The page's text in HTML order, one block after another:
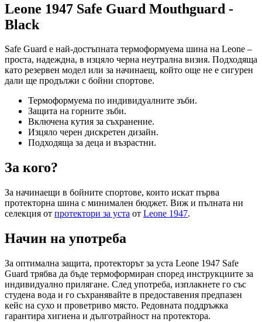
Leone 1947 Safe Guard Mouthguard -
Black
Safe Guard е най-достъпната термоформуема шина на Leone –
проста, надеждна, в изцяло черна неутрална визия. Подходяща
като резервен модел или за начинаещ, който още не е сигурен
дали ще продължи с бойни спортове.
Термоформуема по индивидуалните зъби.
Защита на горните зъби.
Включена кутия за съхранение.
Изцяло черен дискретен дизайн.
Подходяща за деца и възрастни.
За кого?
За начинаещи в бойните спортове, които искат първа
протекторна шина с минимален бюджет. Виж и пълната ни
селекция от протектори за уста от Leone 1947.
Начин на употреба
За оптимална защита, протекторът за уста Leone 1947 Safe
Guard трябва да бъде термоформиран според инструкциите за
индивидуално прилягане. След употреба, изплакнете го със
студена вода и го съхранявайте в предоставения предпазен
кейс на сухо и проветриво място. Редовната поддръжка
гарантира хигиена и дълготрайност на протектора.